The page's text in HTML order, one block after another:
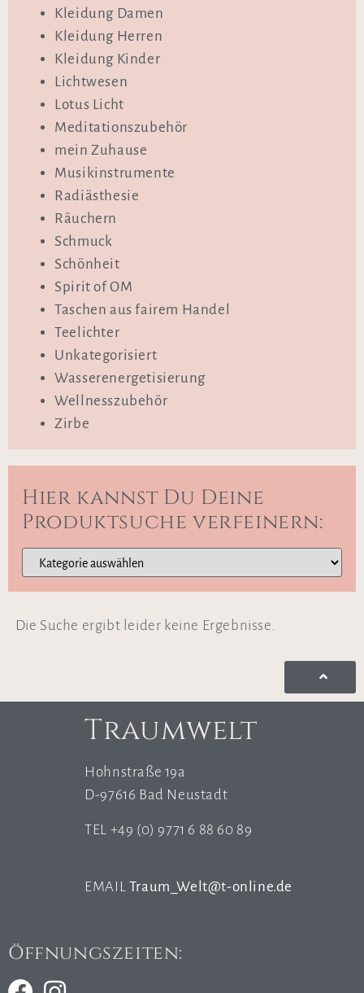
Kleidung Damen
Kleidung Herren
Kleidung Kinder
Lichtwesen
Lotus Licht
Meditationszubehör
mein Zuhause
Musikinstrumente
Radiästhesie
Räuchern
Schmuck
Schönheit
Spirit of OM
Taschen aus fairem Handel
Teelichter
Unkategorisiert
Wasserenergetisierung
Wellnesszubehör
Zirbe
Hier kannst Du Deine
Produktsuche verfeinern:
Die Suche ergibt leider keine Ergebnisse.
Traumwelt
Hohnstraße 19a
D-97616 Bad Neustadt
TEL +49 (0) 9771 6 88 60 89
EMAIL Traum_Welt@t-online.de
Öffnungszeiten: